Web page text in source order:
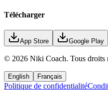
Télécharger
App Store Google Play
© 2026 Niki Coach. Tous droits
English Français
Politique de confidentialité